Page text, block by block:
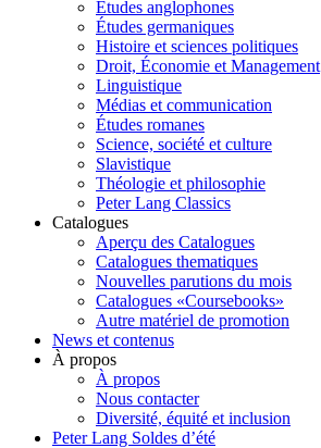
Études anglophones
Études germaniques
Histoire et sciences politiques
Droit, Économie et Management
Linguistique
Médias et communication
Études romanes
Science, société et culture
Slavistique
Théologie et philosophie
Peter Lang Classics
Catalogues
Aperçu des Catalogues
Catalogues thematiques
Nouvelles parutions du mois
Catalogues «Coursebooks»
Autre matériel de promotion
News et contenus
À propos
À propos
Nous contacter
Diversité, équité et inclusion
Peter Lang Soldes d’été